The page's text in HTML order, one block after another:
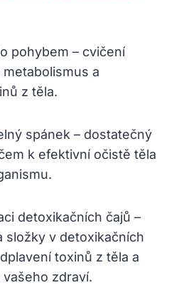
pohybem – cvičení
a
z těla.
spánek – dostatečný
k efektivní očistě těla
detoxikačních čajů –
složky v detoxikačních
toxinů z těla a
zdraví.